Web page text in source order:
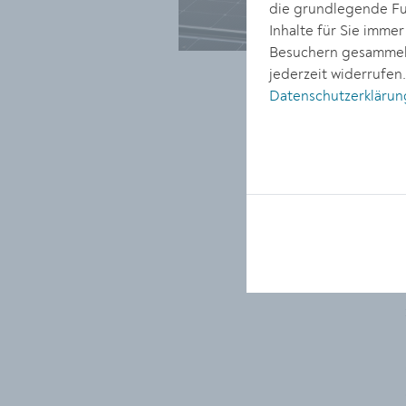
die grundlegende
Inhalte für Sie
Besuchern
jederzeit